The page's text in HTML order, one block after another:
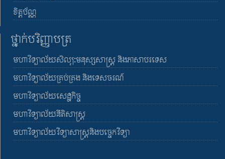
ខិត្តប័ណ្ណ
ថ្នាក់បរិញ្ញាបត្រ
មហាវិទ្យាល័យសិល្បៈមនុស្សសាស្រ្ត និងភាសាបរទេស
មហាវិទ្យាល័យគ្រប់គ្រង និងទេសចរណ៍
មហាវិទ្យាល័យសេដ្ឋកិច្ច
មហាវិទ្យាល័យនីតិសាស្រ្ត
មហាវិទ្យាល័យវិទ្យាសាស្រ្តនិងបច្ចេកវិទ្យា